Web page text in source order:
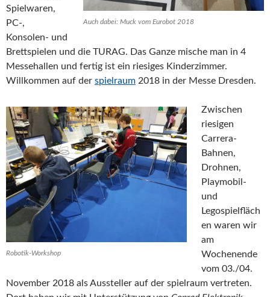
Auch dabei: Muck vom Eurobot 2018
Spielwaren,
PC-,
Konsolen- und
Brettspielen und die TURAG. Das Ganze mische man in 4
Messehallen und fertig ist ein riesiges Kinderzimmer.
Willkommen auf der spielraum 2018 in der Messe Dresden.
Robotik-Workshop
Zwischen
riesigen
Carrera-
Bahnen,
Drohnen,
Playmobil-
und
Legospielfläch
en waren wir
am
Wochenende
vom 03./04.
November 2018 als Aussteller auf der spielraum vertreten.